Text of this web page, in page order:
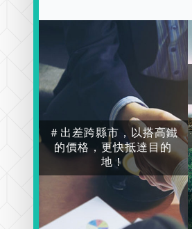
＃出差跨縣市，以搭高鐵
的價格，更快抵達目的
地！